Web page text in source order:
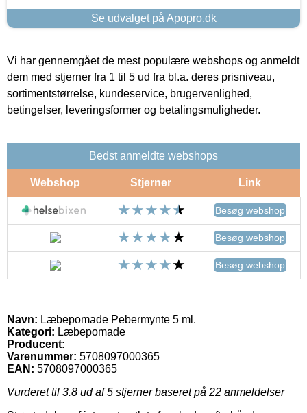
Se udvalget på Apopro.dk
Vi har gennemgået de mest populære webshops og anmeldt
dem med stjerner fra 1 til 5 ud fra bl.a. deres prisniveau,
sortimentstørrelse, kundeservice, brugervenlighed,
betingelser, leveringsformer og betalingsmuligheder.
Bedst anmeldte webshops
Webshop Stjerner Link
Besøg webshop
Besøg webshop
Besøg webshop
Navn: Læbepomade Pebermynte 5 ml.
Kategori: Læbepomade
Producent:
Varenummer: 5708097000365
EAN: 5708097000365
Vurderet til 3.8 ud af 5 stjerner baseret på 22 anmeldelser